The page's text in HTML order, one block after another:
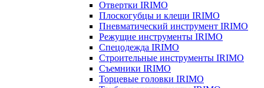
Отвертки IRIMO
Плоскогубцы и клещи IRIMO
Пневматический инструмент IRIMO
Режущие инструменты IRIMO
Спецодежда IRIMO
Строительные инструменты IRIMO
Съемники IRIMO
Торцевые головки IRIMO